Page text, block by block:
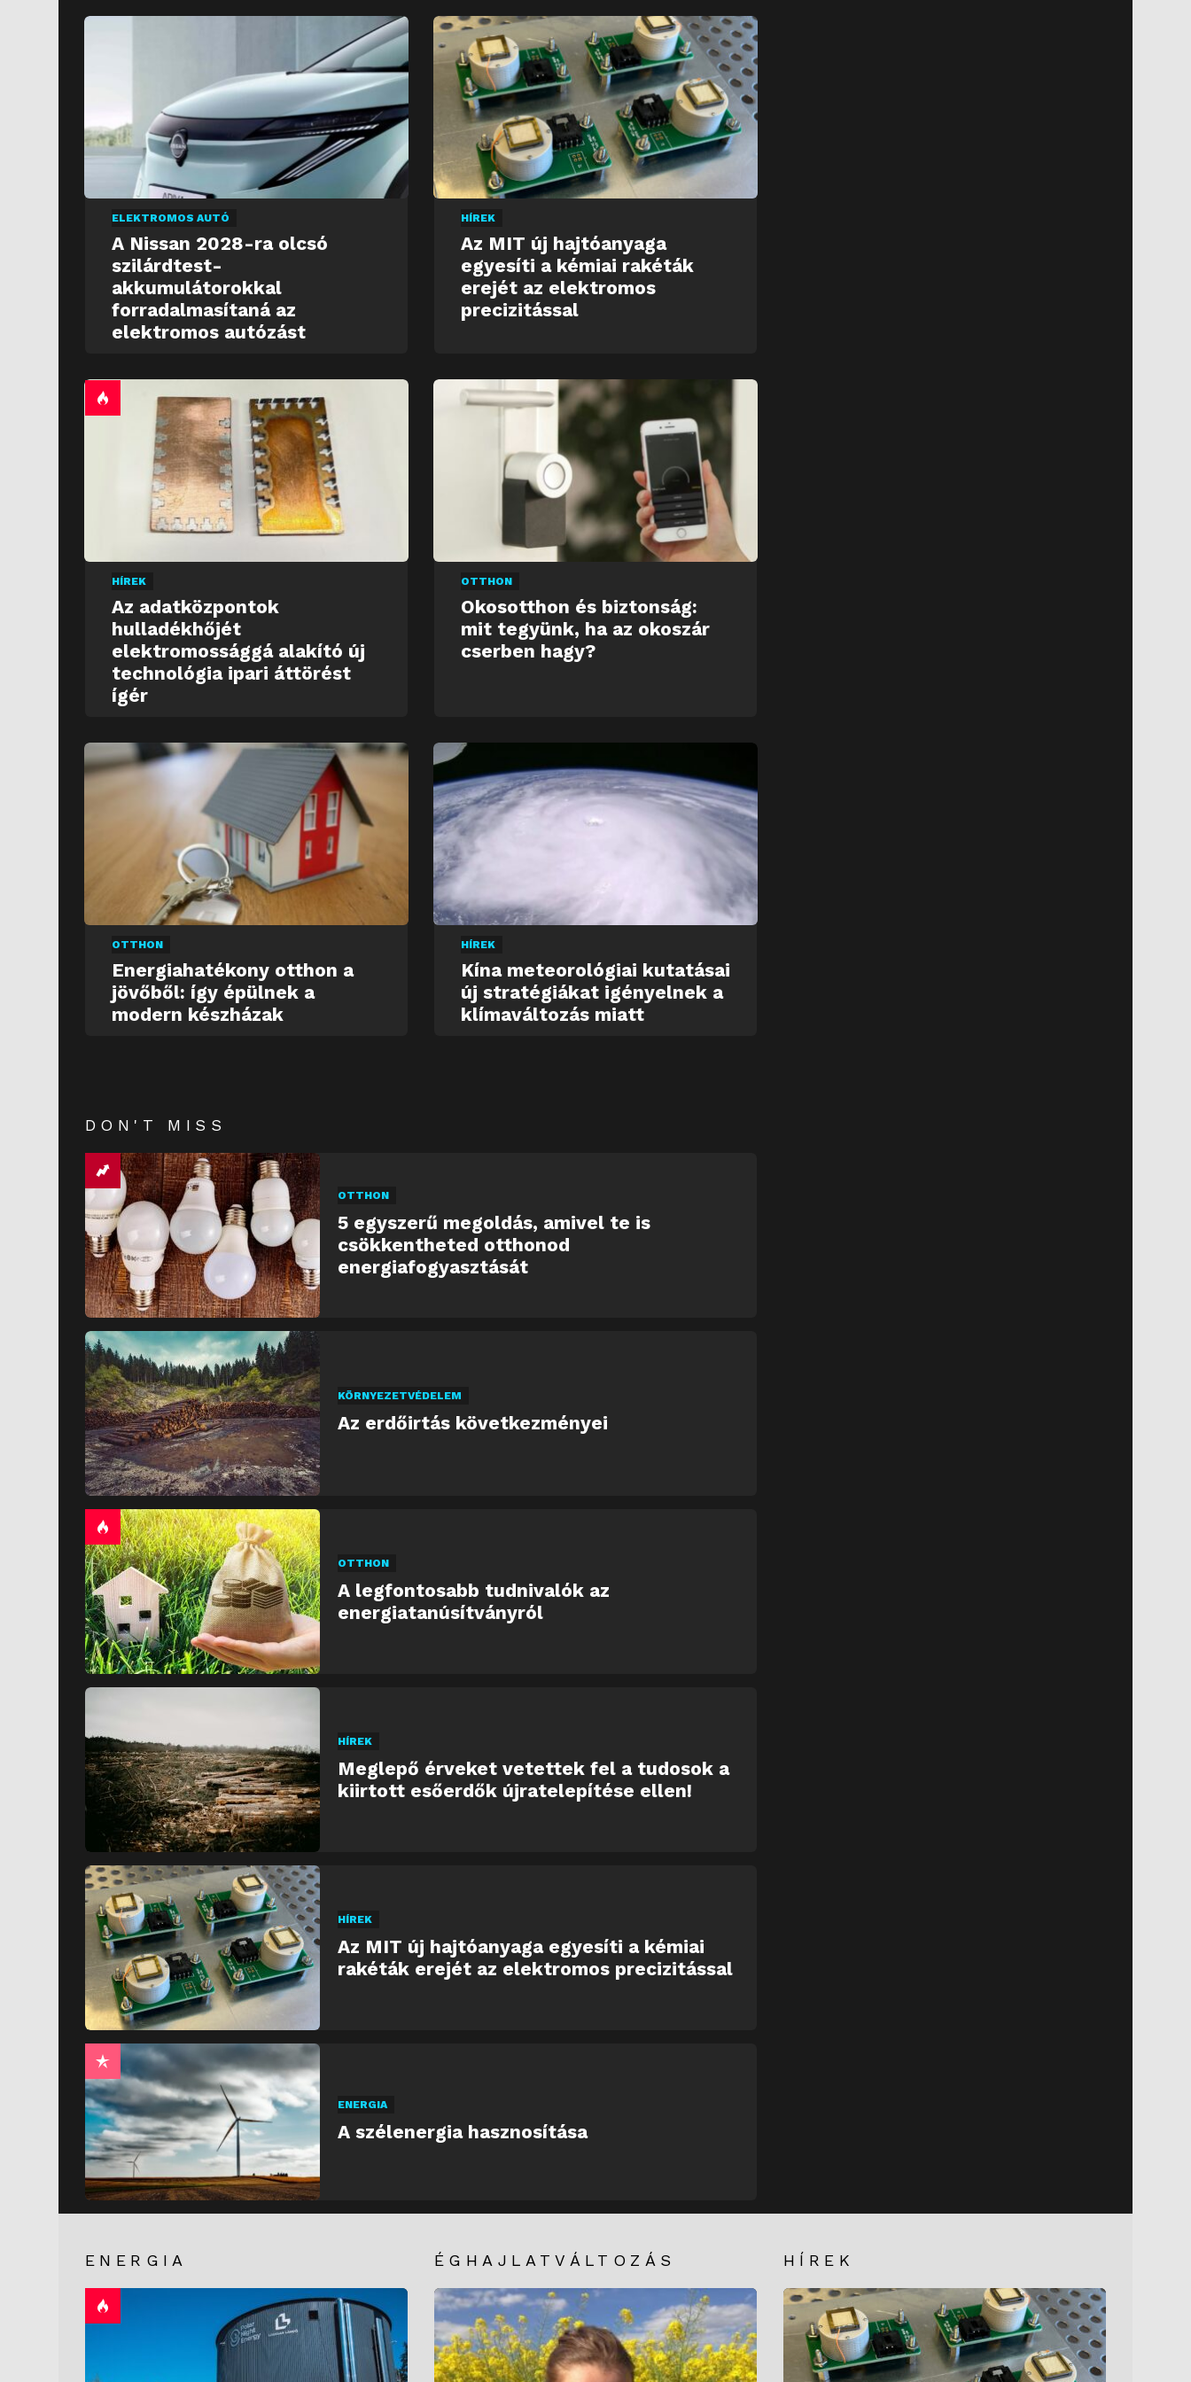
ELEKTROMOS AUTÓ
A Nissan 2028-ra olcsó
szilárdtest-
akkumulátorokkal
forradalmasítaná az
elektromos autózást
HÍREK
Az MIT új hajtóanyaga
egyesíti a kémiai rakéták
erejét az elektromos
precizitással
HÍREK
Az adatközpontok
hulladékhőjét
elektromossággá alakító új
technológia ipari áttörést
ígér
OTTHON
Okosotthon és biztonság:
mit tegyünk, ha az okoszár
cserben hagy?
OTTHON
Energiahatékony otthon a
jövőből: így épülnek a
modern készházak
HÍREK
Kína meteorológiai kutatásai
új stratégiákat igényelnek a
klímaváltozás miatt
DON'T MISS
OTTHON
5 egyszerű megoldás, amivel te is
csökkentheted otthonod
energiafogyasztását
KÖRNYEZETVÉDELEM
Az erdőirtás következményei
OTTHON
A legfontosabb tudnivalók az
energiatanúsítványról
HÍREK
Meglepő érveket vetettek fel a tudosok a
kiirtott esőerdők újratelepítése ellen!
HÍREK
Az MIT új hajtóanyaga egyesíti a kémiai
rakéták erejét az elektromos precizitással
ENERGIA
A szélenergia hasznosítása
ENERGIA ÉGHAJLATVÁLTOZÁS HÍREK